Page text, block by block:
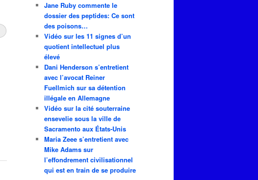
Jane Ruby commente le
dossier des peptides: Ce sont
des poisons…
Vidéo sur les 11 signes d’un
quotient intellectuel plus
élevé
Dani Henderson s’entretient
avec l’avocat Reiner
Fuellmich sur sa détention
illégale en Allemagne
Vidéo sur la cité souterraine
ensevelie sous la ville de
Sacramento aux États-Unis
Maria Zeee s’entretient avec
Mike Adams sur
l’effondrement civilisationnel
qui est en train de se produire